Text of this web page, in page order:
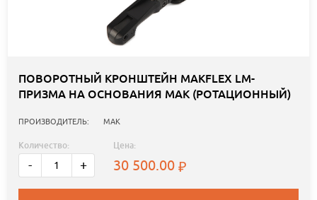
ПОВОРОТНЫЙ КРОНШТЕЙН MAKFLEX LM-
ПРИЗМА НА ОСНОВАНИЯ MAK (РОТАЦИОННЫЙ)
ПРОИЗВОДИТЕЛЬ: MAK
Количество:
- +
Цена:
30 500.00